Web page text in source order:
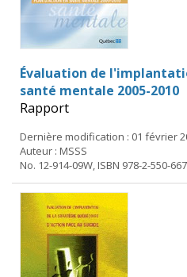
Évaluation de
santé mentale 2005-2010
Rapport
Dernière modification : 01 février
Auteur : MSSS
No. 12-914-09W, ISBN 978-2-550-